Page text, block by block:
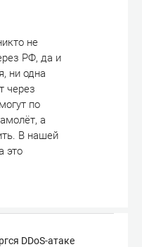
не
РФ, да и
ни одна
через
по
а
В нашей
это
DDoS-атаке